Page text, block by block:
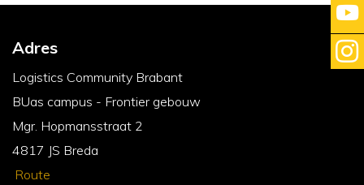
Adres
Logistics Community Brabant
BUas campus - Frontier gebouw
Mgr. Hopmansstraat 2
4817 JS Breda
Route